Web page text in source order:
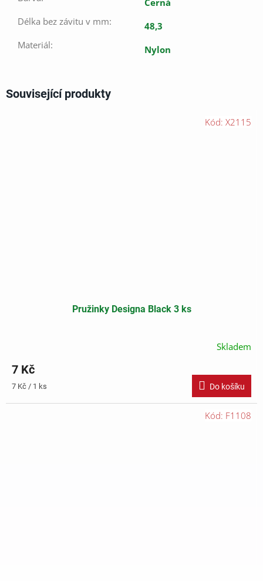
Související produkty
Pružinky Designa Black 3 ks
Skladem
7 Kč
Měrná
7 Kč / 1 ks Do košíku
Kód: X2115
Kód: F1108
Délka bez závitu v mm:
48,3
Materiál: Nylon